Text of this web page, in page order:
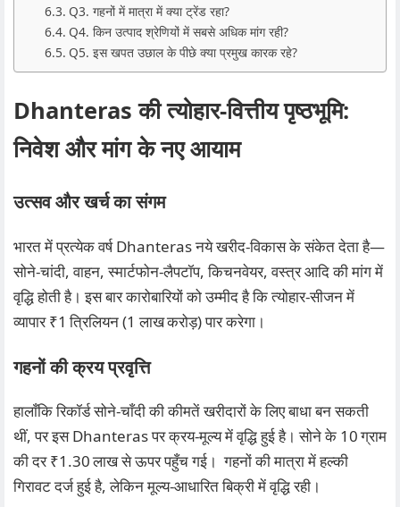
Q3. गहनों में मात्रा में क्या ट्रेंड रहा?
Q4. किन उत्पाद श्रेणियों में सबसे अधिक मांग रही?
Q5. इस खपत उछाल के पीछे क्या प्रमुख कारक रहे?
Dhanteras की त्योहार-वित्तीय पृष्ठभूमि:
निवेश और मांग के नए आयाम
उत्सव और खर्च का संगम
भारत में प्रत्येक वर्ष Dhanteras नये खरीद‑विकास के संकेत देता है—
सोने‑चांदी, वाहन, स्मार्टफोन‑लैपटॉप, किचनवेयर, वस्त्र आदि की मांग में
वृद्धि होती है। इस बार कारोबारियों को उम्मीद है कि त्योहार‑सीजन में
व्यापार ₹1 त्रिलियन (1 लाख करोड़) पार करेगा।
गहनों की क्रय प्रवृत्ति
हालाँकि रिकॉर्ड सोने‑चाँदी की कीमतें खरीदारों के लिए बाधा बन सकती
थीं, पर इस Dhanteras पर क्रय‑मूल्य में वृद्धि हुई है। सोने के 10 ग्राम
की दर ₹1.30 लाख से ऊपर पहुँच गई। गहनों की मात्रा में हल्की
गिरावट दर्ज हुई है, लेकिन मूल्य‑आधारित बिक्री में वृद्धि रही।